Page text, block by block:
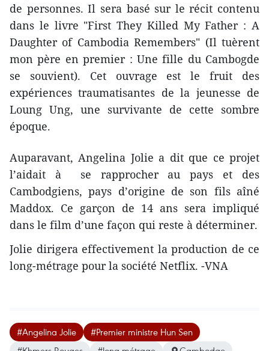
de personnes. Il sera basé sur le récit contenu
dans le livre "First They Killed My Father : A
Daughter of Cambodia Remembers" (Il tuèrent
mon père en premier : Une fille du Cambogde
se souvient). Cet ouvrage est le fruit des
expériences traumatisantes de la jeunesse de
Loung Ung, une survivante de cette sombre
époque.
Auparavant, Angelina Jolie a dit que ce projet
l’aidait à se rapprocher au pays et ​des
Cambodgiens, pays d’origine de son fils aîné
Maddox. Ce garçon de 14 ans sera impliqué
dans le film d’une façon qui reste à déterminer.
Jolie dirigera effectivement la production de ce
long-métrage pour la société Netflix. -VNA
#Angelina Jolie
#Premier ministre Hun Sen